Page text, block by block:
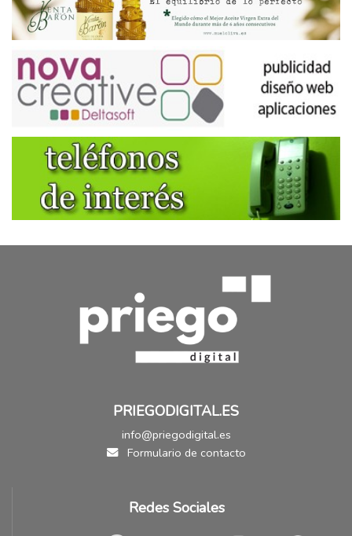
PRIEGODIGITAL.ES
info@priegodigital.es
Formulario de contacto
Redes Sociales